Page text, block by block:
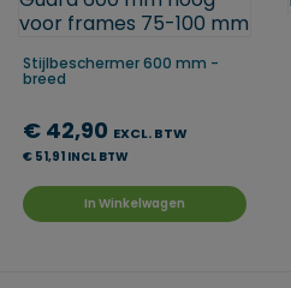
Stijlbeschermer 600 mm -
breed
€ 42,90 EXCL. BTW
€ 51,91 INCL BTW
In Winkelwagen